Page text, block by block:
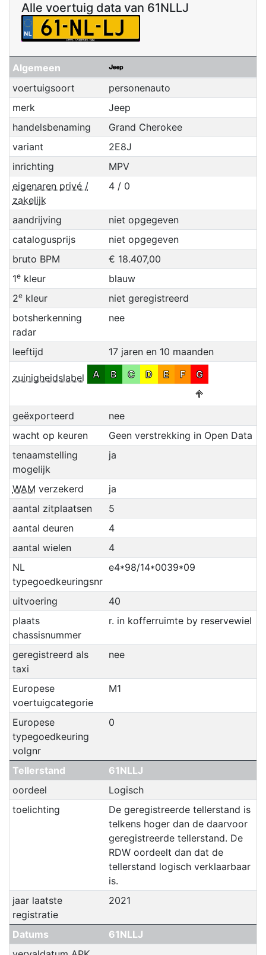
Alle voertuig data van 61NLLJ
Algemeen
voertuigsoort
personenauto
merk
Jeep
handelsbenaming
Grand Cherokee
variant
2E8J
inrichting
MPV
eigenaren privé /
zakelijk
4 / 0
aandrijving
niet opgegeven
catalogusprijs
niet opgegeven
bruto BPM
€ 18.407,00
1ekleur
blauw
2ekleur
niet geregistreerd
botsherkenning
radar
nee
leeftijd 17 jaren en 10 maanden
zuinigheidslabel A B C D E F
G
↑
geëxporteerd
nee
wacht op keuren
Geen verstrekking in Open Data
tenaamstelling
mogelijk
ja
WAM verzekerd
ja
aantal zitplaatsen
5
aantal deuren
4
aantal wielen
4
NL
typegoedkeuringsnr
e4*98/14*0039*09
uitvoering
40
plaats
chassisnummer
r. in kofferruimte by reservewiel
geregistreerd als
taxi
nee
Europese
voertuigcategorie
M1
Europese
typegoedkeuring
volgnr
0
Tellerstand
61NLLJ
oordeel
Logisch
toelichting
De geregistreerde tellerstand is
telkens hoger dan de daarvoor
geregistreerde tellerstand. De
RDW oordeelt dan dat de
tellerstand logisch verklaarbaar
is.
jaar laatste
registratie
2021
Datums
61NLLJ